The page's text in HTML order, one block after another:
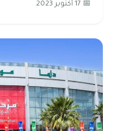
📅 17 أكتوبر 2023